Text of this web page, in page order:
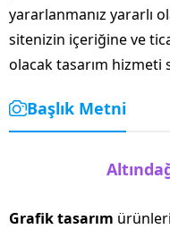
yararlanmanız yararlı
sitenizin içeriğine ve
olacak tasarım hizmeti
Başlık Metni
Grafik tasarım